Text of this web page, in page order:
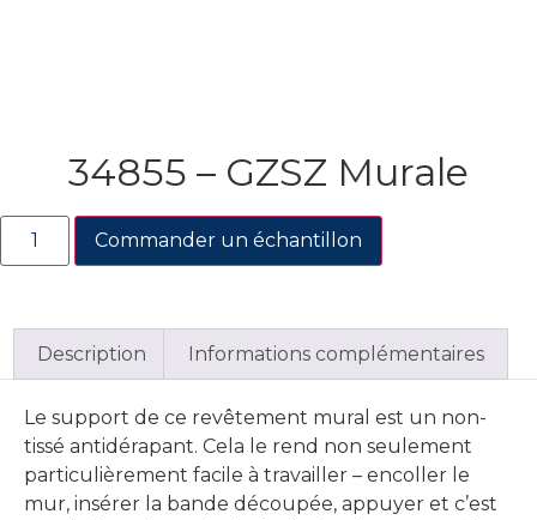
34855 – GZSZ Murale
Commander un échantillon
Description Informations complémentaires
Le support de ce revêtement mural est un non-
tissé antidérapant. Cela le rend non seulement
particulièrement facile à travailler – encoller le
mur, insérer la bande découpée, appuyer et c’est